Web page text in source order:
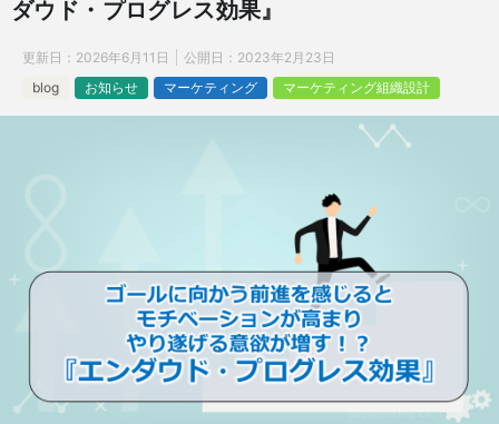
ダウド・プログレス効果』
更新日： 2026年6月11日 公開日： 2023年2月23日
blog
お知らせ マーケティング マーケティング組織設計